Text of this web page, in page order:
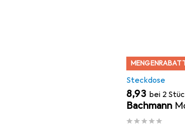
Steckdose
EUR
8,93 bei 2
Bachmann